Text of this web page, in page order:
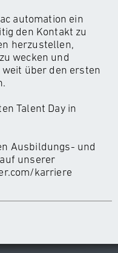
automation ein
den Kontakt zu
herzustellen,
wecken und
über den ersten
Talent Day in
Ausbildungs- und
unserer
karriere